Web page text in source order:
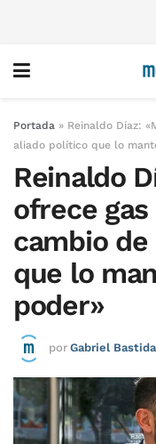
Portada » Reinaldo Díaz:
aliado político que lo
Reinaldo
ofrece gas
cambio
que lo
poder»
por Gabriel